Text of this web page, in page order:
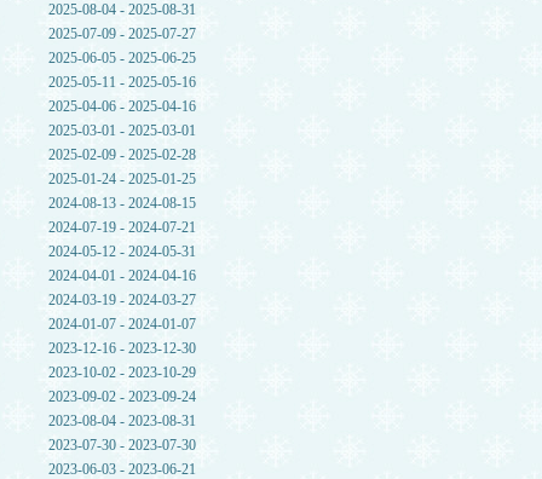
2025-08-04 - 2025-08-31
2025-07-09 - 2025-07-27
2025-06-05 - 2025-06-25
2025-05-11 - 2025-05-16
2025-04-06 - 2025-04-16
2025-03-01 - 2025-03-01
2025-02-09 - 2025-02-28
2025-01-24 - 2025-01-25
2024-08-13 - 2024-08-15
2024-07-19 - 2024-07-21
2024-05-12 - 2024-05-31
2024-04-01 - 2024-04-16
2024-03-19 - 2024-03-27
2024-01-07 - 2024-01-07
2023-12-16 - 2023-12-30
2023-10-02 - 2023-10-29
2023-09-02 - 2023-09-24
2023-08-04 - 2023-08-31
2023-07-30 - 2023-07-30
2023-06-03 - 2023-06-21